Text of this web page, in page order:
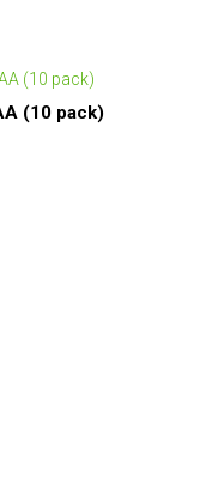
(10 pack)